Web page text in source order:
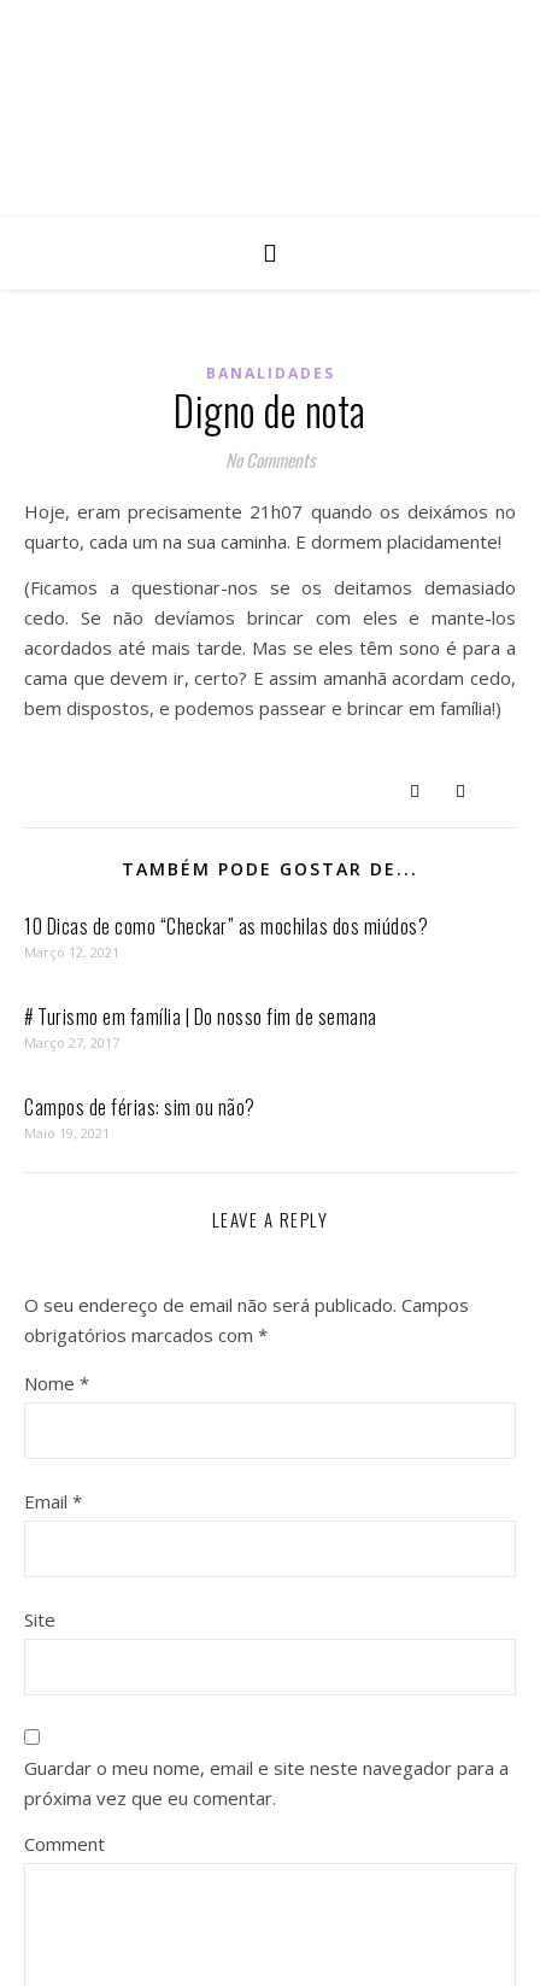
BANALIDADES
Digno de nota
No Comments
Hoje, eram precisamente 21h07 quando os deixámos no
quarto, cada um na sua caminha. E dormem placidamente!
(Ficamos a questionar-nos se os deitamos demasiado
cedo. Se não devíamos brincar com eles e mante-los
acordados até mais tarde. Mas se eles têm sono é para a
cama que devem ir, certo? E assim amanhã acordam cedo,
bem dispostos, e podemos passear e brincar em família!)
TAMBÉM PODE GOSTAR DE...
10 Dicas de como “Checkar” as mochilas dos miúdos?
Março 12, 2021
# Turismo em família | Do nosso fim de semana
Março 27, 2017
Campos de férias: sim ou não?
Maio 19, 2021
LEAVE A REPLY
O seu endereço de email não será publicado. Campos
obrigatórios marcados com *
Nome *
Email *
Site
Guardar o meu nome, email e site neste navegador para a
próxima vez que eu comentar.
Comment